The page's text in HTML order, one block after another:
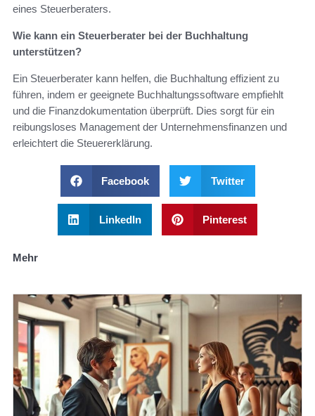
eines Steuerberaters.
Wie kann ein Steuerberater bei der Buchhaltung
unterstützen?
Ein Steuerberater kann helfen, die Buchhaltung effizient zu
führen, indem er geeignete Buchhaltungssoftware empfiehlt
und die Finanzdokumentation überprüft. Dies sorgt für ein
reibungsloses Management der Unternehmensfinanzen und
erleichtert die Steuererklärung.
Facebook Twitter
LinkedIn Pinterest
Mehr